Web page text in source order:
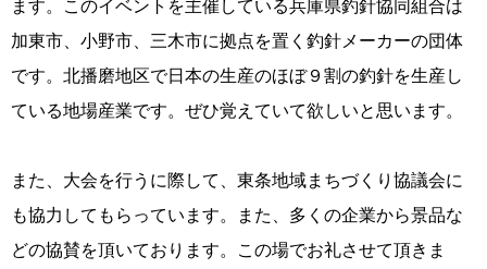
加東市、小野市、三木市に拠点を置く釣針メーカーの団体
です。北播磨地区で日本の生産のほぼ９割の釣針を生産し
ている地場産業です。ぜひ覚えていて欲しいと思います。
また、大会を行うに際して、東条地域まちづくり協議会に
も協力してもらっています。また、多くの企業から景品な
どの協賛を頂いております。この場でお礼させて頂きま